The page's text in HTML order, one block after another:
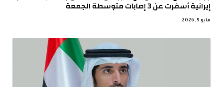
إيرانية أسفرت عن 3 إصابات متوسطة الجمعة
مايو 9, 2026